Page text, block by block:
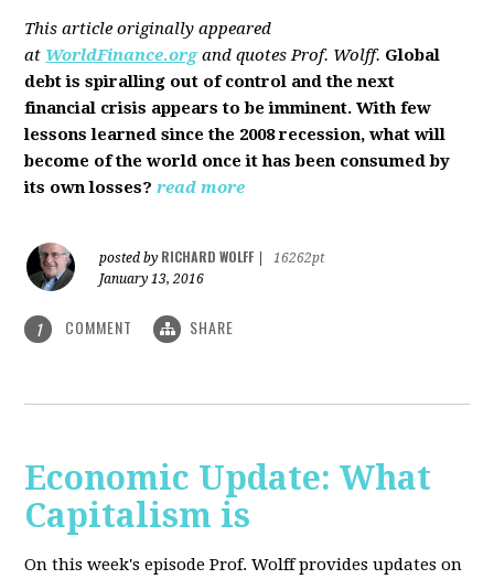
This article originally appeared
at WorldFinance.organd quotes Prof. Wolff. Global
debt is spiralling out of control and the next
financial crisis appears to be imminent. With few
lessons learned since the 2008 recession, what will
become of the world once it has been consumed by
its own losses? read more
posted by RICHARD WOLFF
16262pt
January 13, 2016
1 COMMENT SHARE
Economic Update: What
Capitalism is
On this week's episode Prof. Wolff provides updates on